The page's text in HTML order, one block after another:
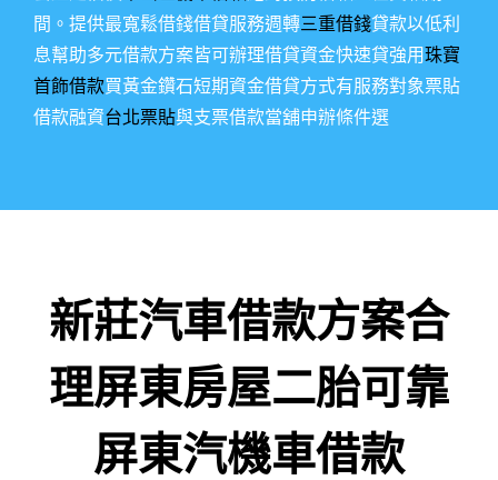
間。提供最寬鬆借錢借貸服務週轉三重借錢貸款以低利
息幫助多元借款方案皆可辦理借貸資金快速貸強用珠寶
首飾借款買黃金鑽石短期資金借貸方式有服務對象票貼
借款融資台北票貼與支票借款當舖申辦條件選
新莊汽車借款方案合
理屏東房屋二胎可靠
屏東汽機車借款